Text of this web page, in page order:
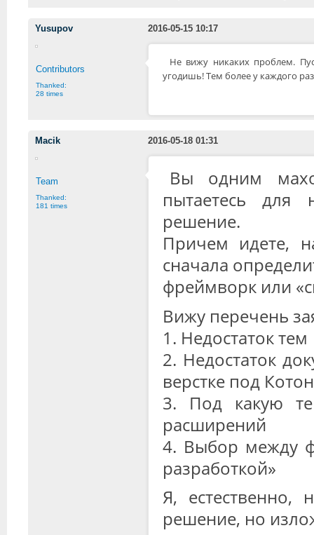
Yusupov 2016-05-15 10:17
Contributors
Thanked:
28 times
Не вижу никаких проблем.
угодишь! Тем более у каждого
Macik 2016-05-18 01:31
Team
Thanked:
181 times
Вы одним
пытаетесь для
решение.
Причем идете,
сначала
фреймворк или
Вижу перечень
1. Недостаток тем
2. Недостаток
верстке под
3. Под какую
расширений
4. Выбор между
разработкой»
Я, естественно,
решение, но